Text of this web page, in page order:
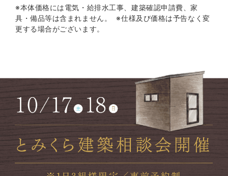
※本体価格には電気・給排水工事、建築確認申請費、家
具・備品等は含まれません。 ※仕様及び価格は予告なく変
更する場合がございます。